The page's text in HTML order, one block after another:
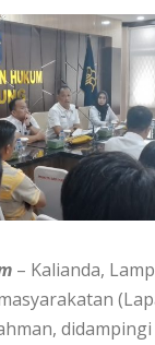
– Kalianda,